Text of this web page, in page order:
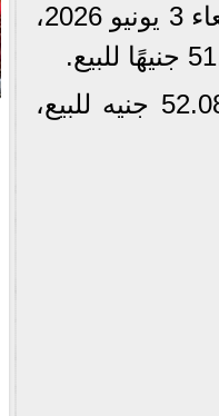
ارتفع سعر الدولار مقابل الجنيه المصرى فى بداية تعاملات اليوم الأربعاء 3 يونيو 2026،
وسجل سعر الدولار فى البنك الأهلى المصرى 51.98 جنيه للشراء 52.08 جنيه للبيع،